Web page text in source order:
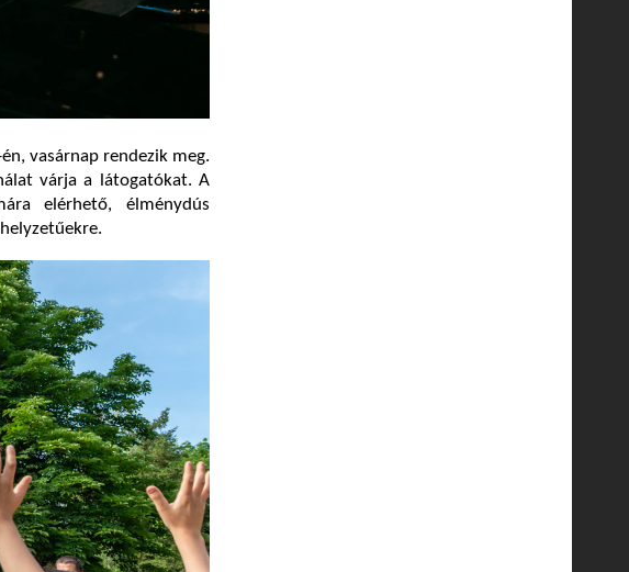
vasárnap rendezik meg.
várja a látogatókat. A
elérhető, élménydús